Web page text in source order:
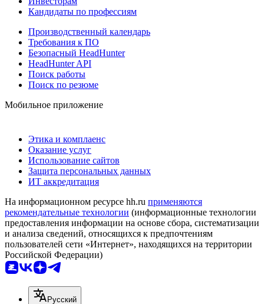
Кандидаты по профессиям
Производственный календарь
Требования к ПО
Безопасный HeadHunter
HeadHunter API
Поиск работы
Поиск по резюме
Мобильное приложение
Этика и комплаенс
Оказание услуг
Использование сайтов
Защита персональных данных
ИТ аккредитация
На информационном ресурсе hh.ru применяются
рекомендательные технологии (информационные технологии
предоставления информации на основе сбора, систематизации
и анализа сведений, относящихся к предпочтениям
пользователей сети «Интернет», находящихся на территории
Российской Федерации)
Русский